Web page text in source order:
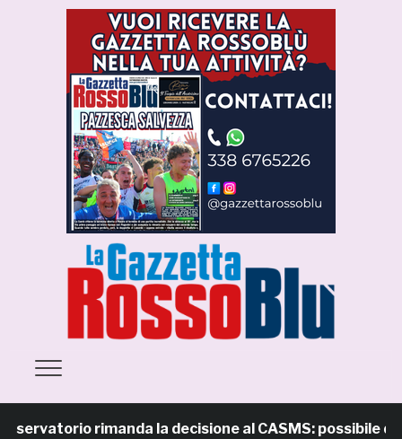
rimanda la decisione al CASMS: possibile